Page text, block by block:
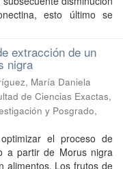
esto último se
extracción de un
nigra
María Daniela
de Ciencias Exactas,
y Posgrado,
el proceso de
a partir de Morus nigra
alimentos. Los frutos de